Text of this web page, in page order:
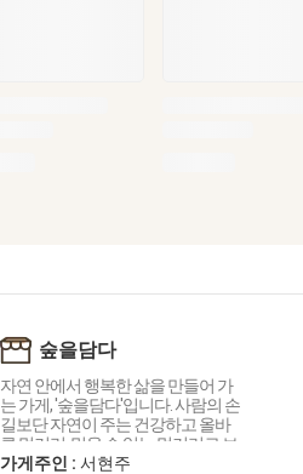
숲을담다
자연 안에서 행복한 삶을 만들어 가
는 가게, '숲을담다'입니다. 사람의 손
길보단 자연이 주는 건강하고 올바
른 먹거리, 믿을 수 있는 먹거리로 보
답하겠습니다.
가게주인 : 서현주